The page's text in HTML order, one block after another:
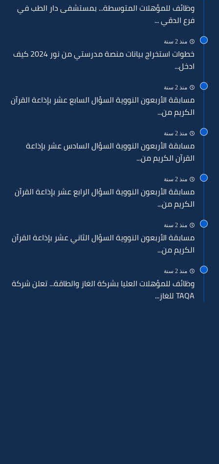
وظائف للمؤهلات المتوسطة... بمستشفى دار الطب في
فرع الدقي ...
منذ 2 سنة
خطوات استخراج بيانات منصة مدرستي من نور 2024 كيف
ادخل...
منذ 2 سنة
مسابقة الأربعون النووية السؤال السابع عشر بإذاعة القرآن
الكريم من...
منذ 2 سنة
مسابقة الأربعون النووية السؤال السادس عشر بإذاعة
القرآن الكريم من...
منذ 2 سنة
مسابقة الأربعون النووية السؤال الرابع عشر بإذاعة القرآن
الكريم من...
منذ 2 سنة
مسابقة الأربعون النووية السؤال الثاني عشر بإذاعة القرآن
الكريم من...
منذ 2 سنة
وظائف للمؤهلات العليا بشركة الغاز والطاقة... تعلن شركة
TAQA للغاز...